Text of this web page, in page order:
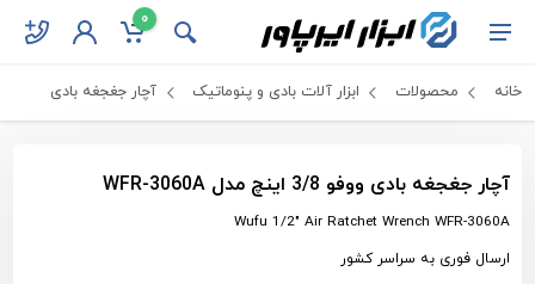
0
خانه محصولات ابزار آلات بادی و پنوماتیک آچار جغجغه بادی
آچار جغجغه بادی ووفو 3/8 اینچ مدل WFR-3060A
Wufu 1/2" Air Ratchet Wrench WFR-3060A
ارسال فوری به سراسر کشور